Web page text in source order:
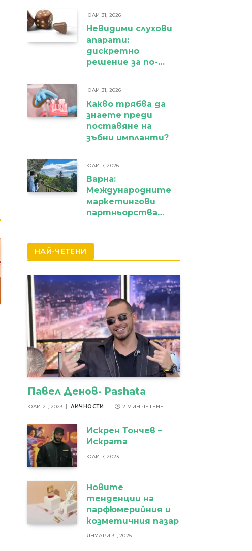
ЮЛИ 31, 2026
Невидими слухови
апарати:
дискретно
решение за по-
ЮЛИ 31, 2026
Какво трябва да
знаете преди
поставяне на
зъбни импланти?
ЮЛИ 7, 2026
Варна:
Международните
маркетингови
партньорства
НАЙ-ЧЕТЕНИ
Павел Денов- Pashata
ЮЛИ 21, 2023 ЛИЧНОСТИ 2 МИН ЧЕТЕНЕ
Искрен Тончев –
Искрата
ЮЛИ 7, 2023
Новите
тенденции на
парфюмерийния и
козметичния пазар
ЯНУАРИ 31, 2025